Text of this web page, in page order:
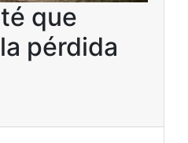
que
pérdida